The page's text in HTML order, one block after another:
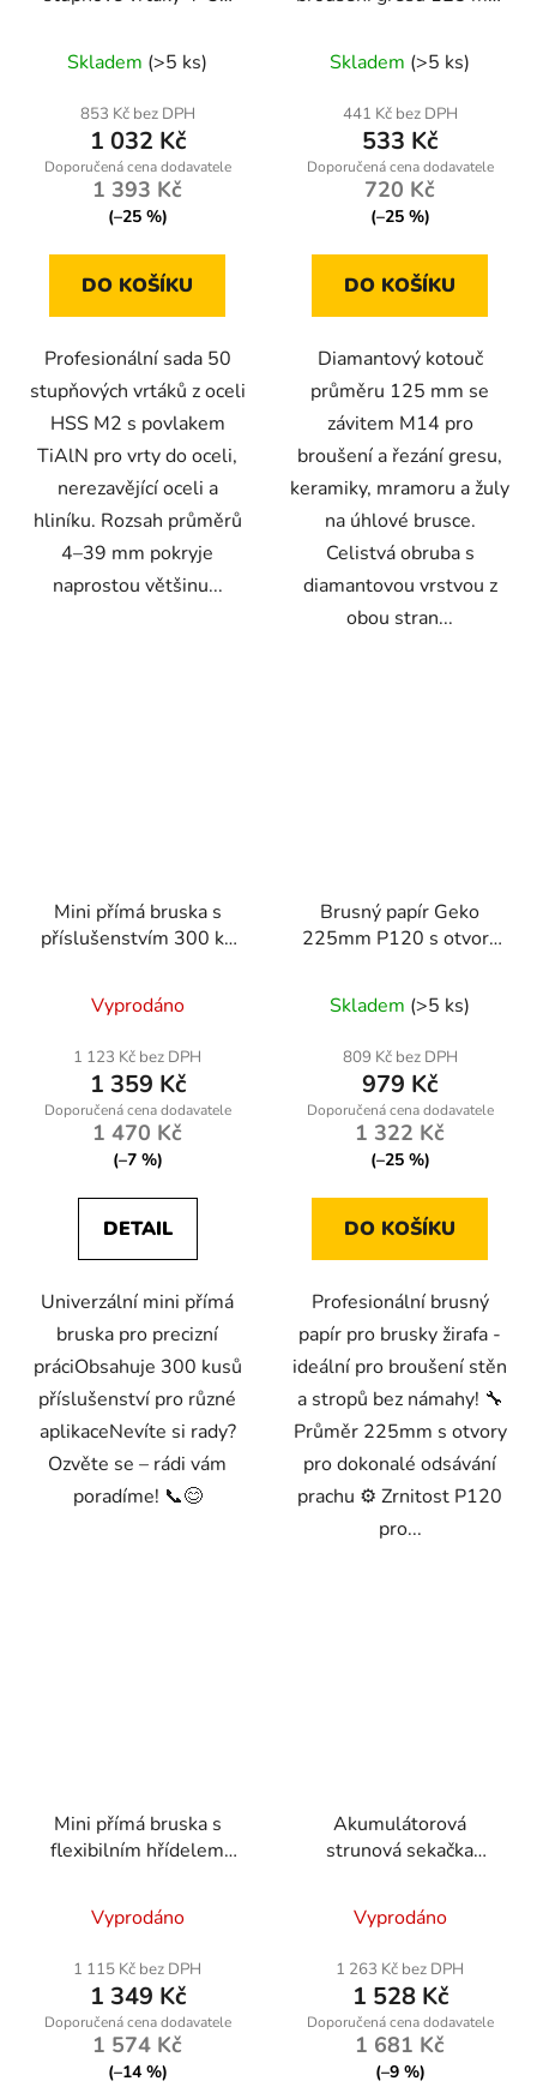
Skladem (>5 ks)
853 Kč bez DPH
1 032 Kč
1 393 Kč
(–25 %)
DO KOŠÍKU
Profesionální sada 50
stupňových vrtáků z oceli
HSS M2 s povlakem
TiAlN pro vrty do oceli,
nerezavějící oceli a
hliníku. Rozsah průměrů
4–39 mm pokryje
naprostou většinu...
Skladem (>5 ks)
441 Kč bez DPH
533 Kč
720 Kč
(–25 %)
DO KOŠÍKU
Diamantový kotouč
průměru 125 mm se
závitem M14 pro
broušení a řezání gresu,
keramiky, mramoru a žuly
na úhlové brusce.
Celistvá obruba s
diamantovou vrstvou z
obou stran...
Mini přímá bruska s
příslušenstvím 300 ks
Vyprodáno
1 123 Kč bez DPH
1 359 Kč
1 470 Kč
(–7 %)
DETAIL
Univerzální mini přímá
bruska pro precizní
práciObsahuje 300 kusů
příslušenství pro různé
aplikaceNevíte si rady?
Ozvěte se – rádi vám
poradíme! 📞😊
Brusný papír Geko
225mm P120 s otvory
100ks
Skladem (>5 ks)
809 Kč bez DPH
979 Kč
1 322 Kč
(–25 %)
DO KOŠÍKU
Profesionální brusný
papír pro brusky žirafa -
ideální pro broušení stěn
a stropů bez námahy! 🔧
Průměr 225mm s otvory
pro dokonalé odsávání
prachu ⚙️ Zrnitost P120
pro...
Mini přímá bruska s
flexibilním hřídelem
Vyprodáno
1 115 Kč bez DPH
1 349 Kč
1 574 Kč
(–14 %)
Akumulátorová
strunová sekačka
2AHM-PRO
Vyprodáno
1 263 Kč bez DPH
1 528 Kč
1 681 Kč
(–9 %)